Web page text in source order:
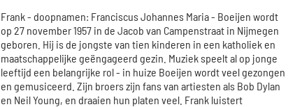
Frank - doopnamen: Franciscus Johannes Maria - Boeijen wordt
op 27 november 1957 in de Jacob van Campenstraat in Nijmegen
geboren. Hij is de jongste van tien kinderen in een katholiek en
maatschappelijke geëngageerd gezin. Muziek speelt al op jonge
leeftijd een belangrijke rol - in huize Boeijen wordt veel gezongen
en gemusiceerd. Zijn broers zijn fans van artiesten als Bob Dylan
en Neil Young, en draaien hun platen veel. Frank luistert